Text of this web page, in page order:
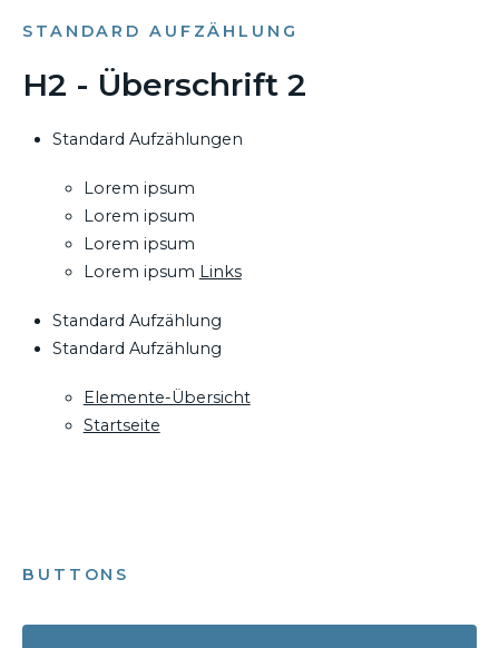
STANDARD AUFZÄHLUNG
H2 - Überschrift 2
Standard Aufzählungen
Lorem ipsum
Lorem ipsum
Lorem ipsum
Lorem ipsum Links
Standard Aufzählung
Standard Aufzählung
Elemente-Übersicht
Startseite
BUTTONS